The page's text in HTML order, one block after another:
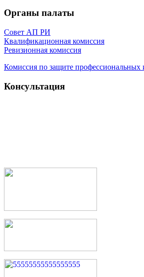
Органы палаты
Совет АП РИ
Квалификационная комиссия
Ревизионная комиссия
Комиссия по защите профессиональных
Консультация